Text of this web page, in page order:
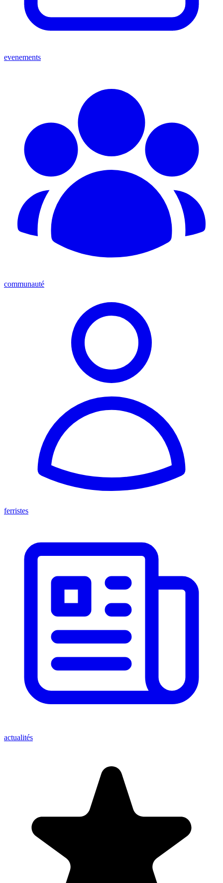
evenements
communauté
ferristes
actualités